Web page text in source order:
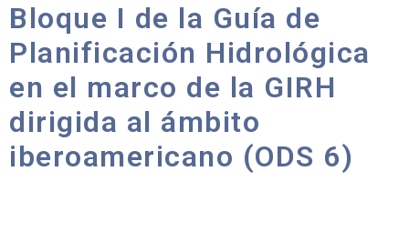
Bloque I de la Guía de
Planificación Hidrológica
en el marco de la GIRH
dirigida al ámbito
iberoamericano (ODS 6)